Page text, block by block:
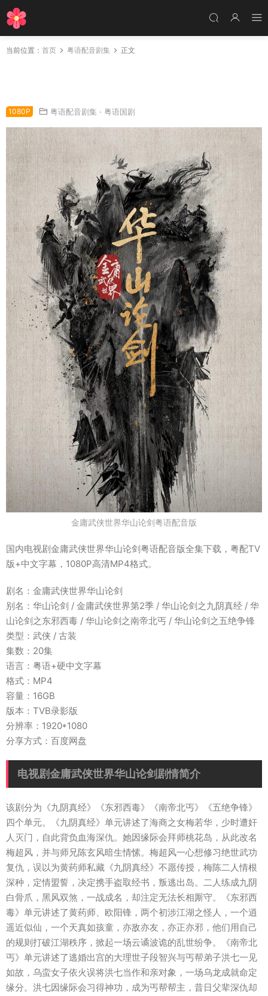
当前位置： 首页 粤语配音剧集 正文
1080P 粤语配音剧集 · 粤语国剧
金庸武侠世界华山论剑粤语配音版
国内电视剧金庸武侠世界华山论剑粤语配音版全集下载，粤配TV
版+中文字幕，1080P高清MP4格式。
剧名：金庸武侠世界华山论剑
别名：华山论剑 / 金庸武侠世界第2季 / 华山论剑之九阴真经 / 华
山论剑之东邪西毒 / 华山论剑之南帝北丐 / 华山论剑之五绝争锋
类型：武侠 / 古装
集数：20集
语言：粤语+硬中文字幕
格式：MP4
容量：16GB
版本：TVB录影版
分辨率：1920*1080
分享方式：百度网盘
电视剧金庸武侠世界华山论剑剧情简介
该剧分为《九阴真经》《东邪西毒》《南帝北丐》《五绝争锋》
四个单元。《九阴真经》单元讲述了海商之女梅若华，少时遭奸
人灭门，自此背负血海深仇。她因缘际会拜师桃花岛，从此改名
梅超风，并与师兄陈玄风暗生情愫。梅超风一心想修习绝世武功
复仇，误以为黄药师私藏《九阴真经》不愿传授，梅陈二人情根
深种，定情盟誓，决定携手盗取经书，叛逃出岛。二人练成九阴
白骨爪，黑风双煞，一战成名，却注定无法长相厮守。《东邪西
毒》单元讲述了黄药师、欧阳锋，两个初涉江湖之怪人，一个逍
遥近似仙，一个天真如孩童，亦敌亦友，亦正亦邪，他们用自己
的规则打破江湖秩序，掀起一场云谲波诡的乱世纷争。《南帝北
丐》单元讲述了逃婚出宫的大理世子段智兴与丐帮弟子洪七一见
如故，乌蛮女子依火误将洪七当作和亲对象，一场乌龙成就命定
缘分。洪七因缘际会习得神功，成为丐帮帮主，昔日父辈深仇却